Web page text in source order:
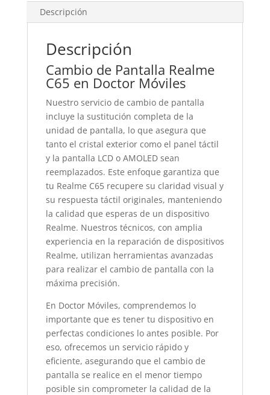
Descripción
Descripción
Cambio de Pantalla Realme
C65 en Doctor Móviles
Nuestro servicio de cambio de pantalla
incluye la sustitución completa de la
unidad de pantalla, lo que asegura que
tanto el cristal exterior como el panel táctil
y la pantalla LCD o AMOLED sean
reemplazados. Este enfoque garantiza que
tu Realme C65 recupere su claridad visual y
su respuesta táctil originales, manteniendo
la calidad que esperas de un dispositivo
Realme. Nuestros técnicos, con amplia
experiencia en la reparación de dispositivos
Realme, utilizan herramientas avanzadas
para realizar el cambio de pantalla con la
máxima precisión.
En Doctor Móviles, comprendemos lo
importante que es tener tu dispositivo en
perfectas condiciones lo antes posible. Por
eso, ofrecemos un servicio rápido y
eficiente, asegurando que el cambio de
pantalla se realice en el menor tiempo
posible sin comprometer la calidad de la